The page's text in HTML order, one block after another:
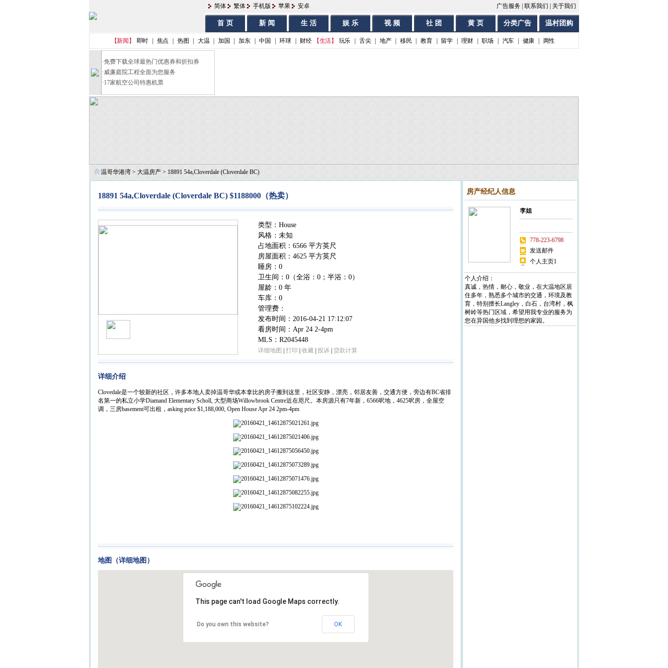
简体 繁体 手机版 苹果 安卓 广告服务 联系我们 关于我们
首 页 新 闻 生 活 娱 乐 视 频 社 团 黄 页 分类广告 温村团购
【新闻】 即时 焦点 热图 大温 加国 加东 中国 环球 财经 【生活】 玩乐 舌尖 地产 移民 教育 留学 理财 职场 汽车 健康 两性
·免费下载全球最热门优惠券和折扣券
·威廉庭院工程全面为您服务
·17家航空公司特惠机票
温哥华港湾 >大温房产 > 18891 54a,Cloverdale (Cloverdale BC)
18891 54a,Cloverdale (Cloverdale BC) $1188000（热卖）
类型：House
风格：未知
占地面积：6566 平方英尺
房屋面积：4625 平方英尺
睡房：0
卫生间：0（全浴：0；半浴：0）
屋龄：0 年
车库：0
管理费：
发布时间：2016-04-21 17:12:07
看房时间：Apr 24 2-4pm
MLS：R2045448
详细地图 打印 收藏| 投诉| 贷款计算
详细介绍
Clovedale是一个较新的社区，许多本地人卖掉温哥华或本拿比的房子搬到这里，社区安静，漂亮，邻居友善，交通方便，旁边有BC省排
名第一的私立小学Diamand Elementary Scholl, 大型商场Willowbrook Centre近在咫尺。本房源只有7年新，6566呎地，4625呎房，全屋空
调，三房basement可出租，asking price $1,188,000, Open House Apr 24 2pm-4pm
地图（详细地图）
This page can't load Google Maps correctly.
Do you own this website? OK
房产经纪人信息
李姐
778-223-6798
发送邮件
个人主页1
个人介绍：
真诚，热情，耐心，敬业，在大温地区居
住多年，熟悉多个城市的交通，环境及教
育，特别擅长Langley，白石，台湾村，枫
树岭等热门区域，希望用我专业的服务为
您在异国他乡找到理想的家园。